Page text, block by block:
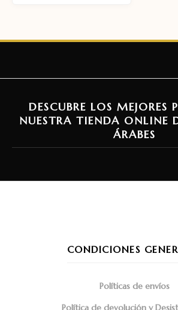
DESCUBRE LOS MEJORES
NUESTRA TIENDA ONLINE
ÁRABES
CONDICIONES
Políticas de envíos
Política de devolución y